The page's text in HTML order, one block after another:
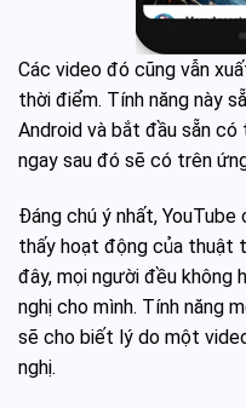
Các video đó cũng vẫn
thời điểm. Tính năng này
Android và bắt đầu sẵn
ngay sau đó sẽ có trên
Đáng chú ý nhất,
thấy hoạt động của thuật
đây, mọi người đều
nghị cho mình. Tính năng
sẽ cho biết lý do một
nghị.